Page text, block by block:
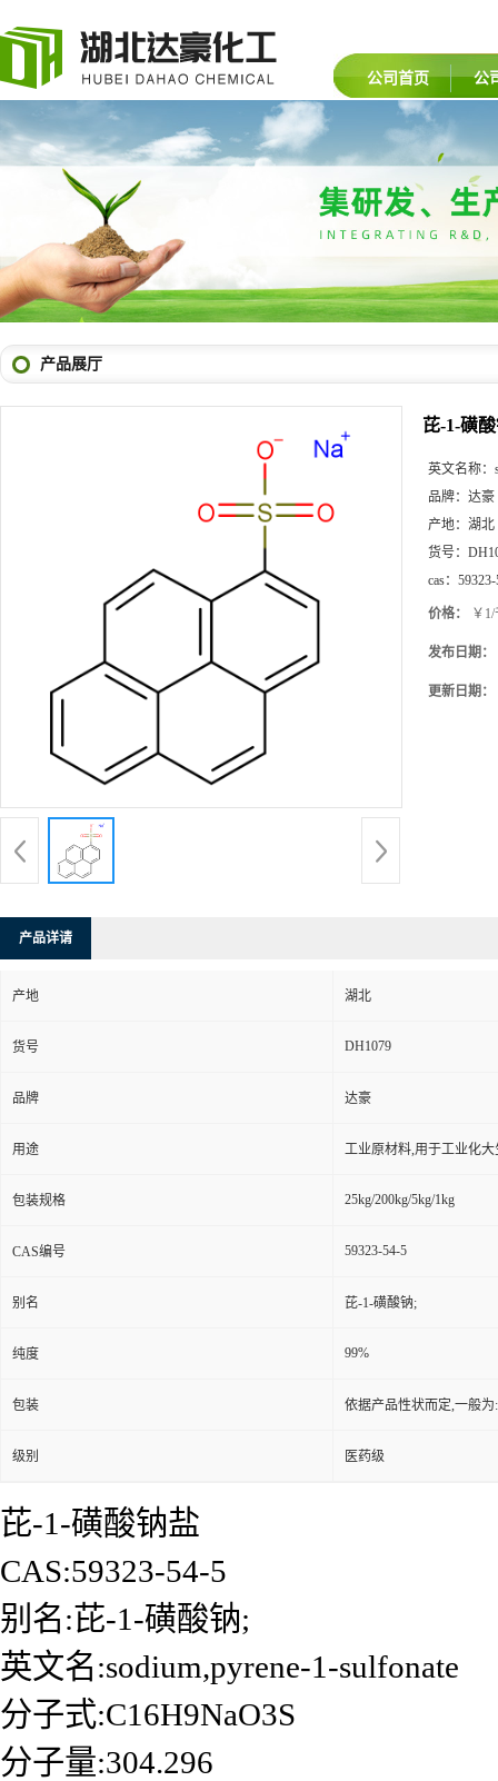
公司首页 公
产品展厅
芘-1-磺
英文名称：
品牌： 达豪
产地： 湖北
货号：
cas：
价格： ￥
发布日期：
更新日期：
产品详请
产地 湖北
货号 DH1079
品牌 达豪
用途 工业原材料,用于工业化大
包装规格 25kg/200kg/5kg/1kg
CAS编号 59323-54-5
别名 芘-1-磺酸钠;
纯度 99%
包装 依据产品性状而定,一般
级别 医药级
芘-1-磺酸钠盐
CAS:59323-54-5
别名:芘-1-磺酸钠;
英文名:sodium,pyrene-1-sulfonate
分子式:C16H9NaO3S
分子量:304.296